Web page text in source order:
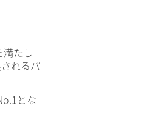
満たし
れるパ
とな